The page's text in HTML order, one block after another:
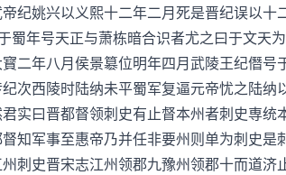
纪姚兴以义熙十二年二月死是晋纪误以十
年号天正与萧栋暗合识者尤之曰于文天
二年八月侯景簒位明年四月武陵王纪僭号
次西陵时陆纳未平蜀军复逼元帝忧之陆纳
实曰晋都督领刺史有止督本州者刺史専统
知军事至惠帝乃并任非要州则单为刺史是
刺史晋宋志江州领郡九豫州领郡十而道济